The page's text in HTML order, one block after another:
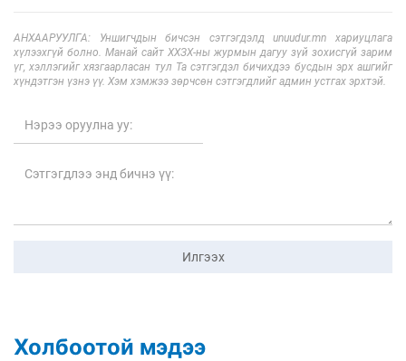
АНХААРУУЛГА: Уншигчдын бичсэн сэтгэгдэлд unuudur.mn хариуцлага
хүлээхгүй болно. Манай сайт ХХЗХ-ны журмын дагуу зүй зохисгүй зарим
үг, хэллэгийг хязгаарласан тул Та сэтгэгдэл бичихдээ бусдын эрх ашгийг
хүндэтгэн үзнэ үү. Хэм хэмжээ зөрчсөн сэтгэгдлийг админ устгах эрхтэй.
Илгээх
Холбоотой мэдээ